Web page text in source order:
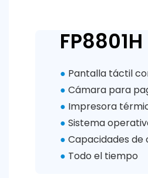
FP8801H
● Pantalla táctil
● Cámara para
● Impresora
● Sistema
● Capacidades de
● Todo el tiempo